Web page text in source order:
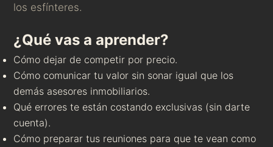
los esfínteres.
¿Qué vas a aprender?
Cómo dejar de competir por precio.
Cómo comunicar tu valor sin sonar igual que los
demás asesores inmobiliarios.
Qué errores te están costando exclusivas (sin darte
cuenta).
Cómo preparar tus reuniones para que te vean como